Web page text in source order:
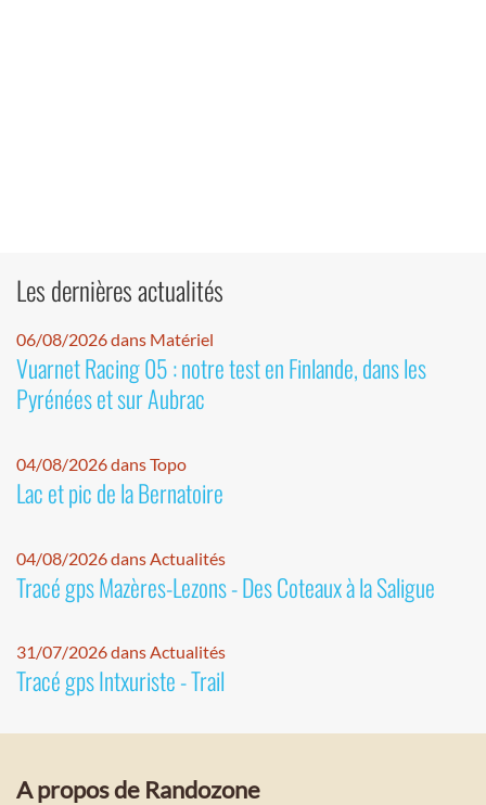
Les dernières actualités
06/08/2026 dans Matériel
Vuarnet Racing 05 : notre test en Finlande, dans les
Pyrénées et sur Aubrac
04/08/2026 dans Topo
Lac et pic de la Bernatoire
04/08/2026 dans Actualités
Tracé gps Mazères-Lezons - Des Coteaux à la Saligue
31/07/2026 dans Actualités
Tracé gps Intxuriste - Trail
A propos de Randozone